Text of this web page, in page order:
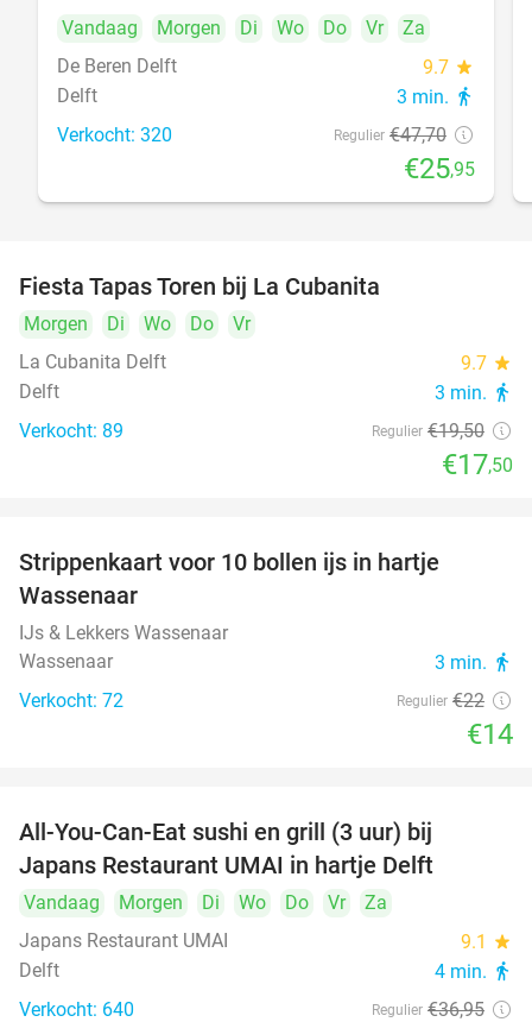
Vandaag Morgen Di Wo Do Vr
Za
De Beren Delft
9.7 star
Delft 3 min. directions_walk
Verkocht: 320 Regulier €47,70
€25,95
Fiesta Tapas Toren bij La Cubanita
Morgen Di Wo Do
Vr
La Cubanita Delft
9.7 star
Delft 3 min. directions_walk
Verkocht: 89 Regulier €19,50
€17,50
Strippenkaart voor 10 bollen ijs in hartje
Wassenaar
IJs & Lekkers Wassenaar
Wassenaar
3 min. directions_walk
Verkocht: 72 Regulier €22
€14
All-You-Can-Eat sushi en grill (3 uur) bij
Japans Restaurant UMAI in hartje Delft
Vandaag Morgen Di Wo Do Vr
Za
Japans Restaurant UMAI
9.1 star
Delft 4 min. directions_walk
Verkocht: 640 Regulier €36,95